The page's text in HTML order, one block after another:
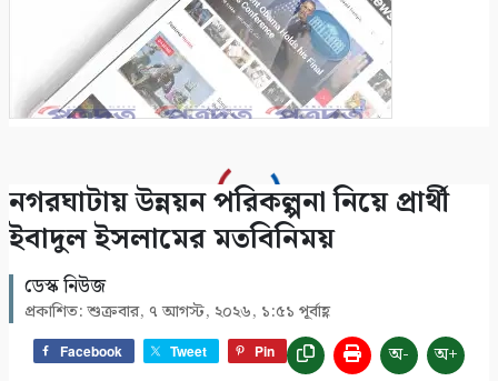
অনিমেষকে জিম্মি করে জলদস্যু ডন বাহিনী, ৩
জলদস্যু আটক
৮
সাতক্ষীরায় ৪৭তম জাতীয় বিজ্ঞান ও প্রযুক্তি সপ্তাহ
উদ্বোধন
৯
সাতক্ষীরায় গহনা ছিনতাইকালে দুর্বৃত্তের ইটের আঘাতে
নারী নিহত
১০
নগরঘাটায় উন্নয়ন পরিকল্পনা নিয়ে প্রার্থী
ইবাদুল ইসলামের মতবিনিময়
ডেস্ক নিউজ
প্রকাশিত: শুক্রবার, ৭ আগস্ট, ২০২৬, ১:৫১ পূর্বাহ্ণ
Facebook Tweet Pin অ- অ+